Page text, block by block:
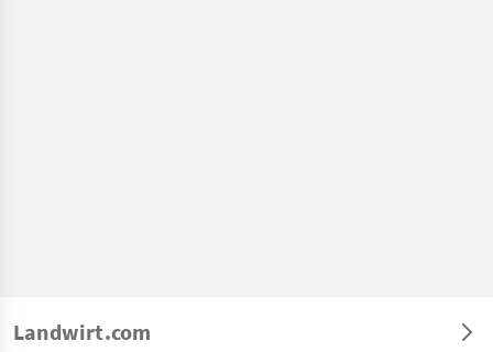
Landwirt.com